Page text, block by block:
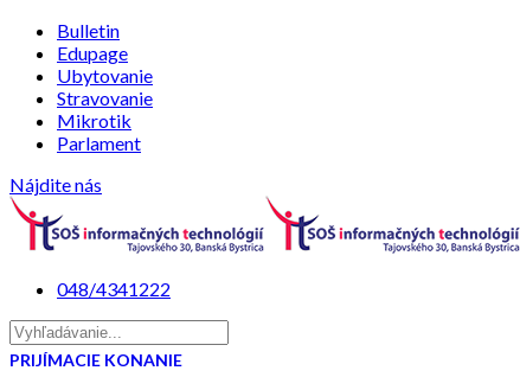
Bulletin
Edupage
Ubytovanie
Stravovanie
Mikrotik
Parlament
Nájdite nás
048/4341222
PRIJÍMACIE KONANIE